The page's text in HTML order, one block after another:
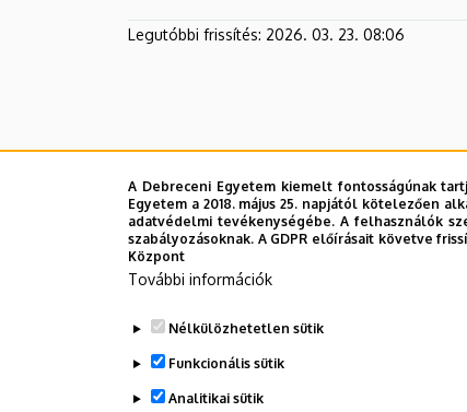
Legutóbbi frissítés: 2026. 03. 23. 08:06
A Debreceni Egyetem kiemelt fontosságúnak
Egyetem a 2018. május 25. napjától kötelezően
adatvédelmi tevékenységébe. A felhasználók
szabályozásoknak. A GDPR előírásait követve
Központ
További információk
Nélkülözhetetlen sütik
Funkcionális sütik
Analitikai sütik